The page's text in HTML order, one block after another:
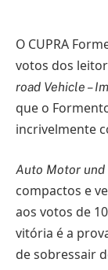
O CUPRA
votos dos
road Vehicle –
que o
incrivelmente
Auto Motor und
compactos e
aos votos de
vitória é a
de sobressair